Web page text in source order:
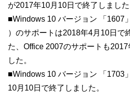
が2017年10月10日で終了しました
■Windows 10 バージョン 「1607
）のサポートは2018年4月10日で
た、Office 2007のサポートも
した。
■Windows 10 バージョン 「1703
10月10日で終了しました。